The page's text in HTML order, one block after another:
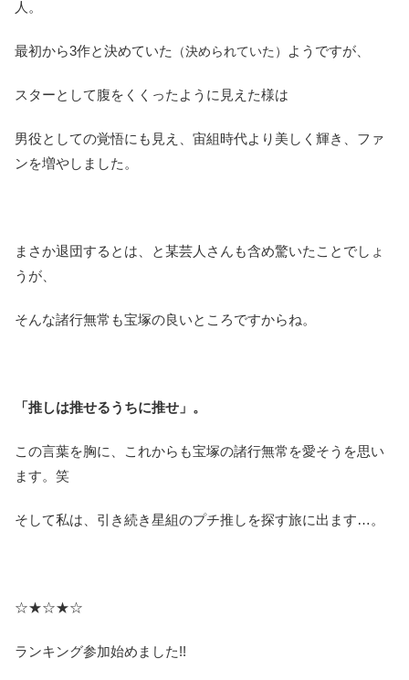
人。
最初から3作と決めていた （決められていた） ようですが、
スターとして腹をくくったように見えた様は
男役としての覚悟にも見え、宙組時代より美しく輝き、ファ
ンを増やしました。
まさか退団するとは、と某芸人さんも含め驚いたことでしょ
うが、
そんな諸行無常も宝塚の良いところですからね。
「推しは推せるうちに推せ」。
この言葉を胸に、これからも宝塚の諸行無常を愛そうを思い
ます。笑
そして私は、引き続き星組のプチ推しを探す旅に出ます…。
☆★☆★☆
ランキング参加始めました!!